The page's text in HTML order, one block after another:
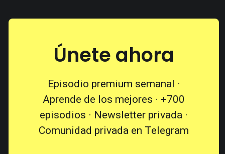
Únete ahora
Episodio premium semanal ·
Aprende de los mejores · +700
episodios · Newsletter privada ·
Comunidad privada en Telegram